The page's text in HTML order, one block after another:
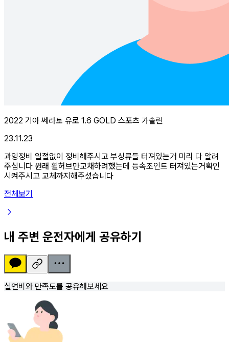
2022 기아 쎄라토 유로 1.6 GOLD 스포츠 가솔린
23.11.23
과잉정비 일절없이 정비해주시고 부싱류들 터져있는거 미리 다 알려
주십니다 원래 휠허브만교채하려했는데 등속조인트 터져있는거확인
시켜주시고 교체까지해주셨습니다
전체보기
내 주변 운전자에게 공유하기
실연비와 만족도를 공유해보세요